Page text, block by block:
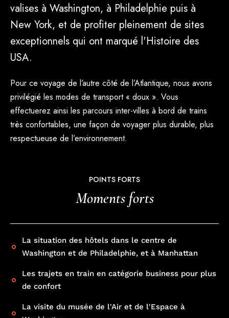
valises à Washington, à Philadelphie puis à
New York, et de profiter pleinement de sites
exceptionnels qui ont marqué l'Histoire des
USA.
Pour ce voyage de l’autre côté de l’Atlantique, nous avons
privilégié les modes de transport « doux ». Vous
effectuerez ainsi les parcours inter-villes à bord de trains
très confortables, une façon de voyager plus durable, plus
respectueuse de l’environnement.
POINTS FORTS
Moments forts
La situation des hôtels dans le centre de
Washington et de Philadelphie, et à Manhattan
Les trajets en train en catégorie business pour plus
de confort
La visite du musée de l'Air et de l'Espace à